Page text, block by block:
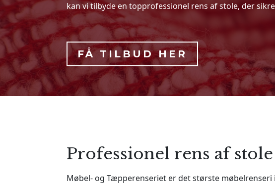
kan vi tilbyde en topprofessionel rens af stole, der
FÅ TILBUD HER
Professionel rens af stole
Møbel- og Tæpperenseriet er det største møbelrenseri